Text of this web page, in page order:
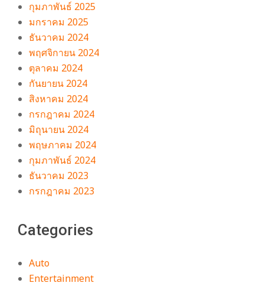
กุมภาพันธ์ 2025
มกราคม 2025
ธันวาคม 2024
พฤศจิกายน 2024
ตุลาคม 2024
กันยายน 2024
สิงหาคม 2024
กรกฎาคม 2024
มิถุนายน 2024
พฤษภาคม 2024
กุมภาพันธ์ 2024
ธันวาคม 2023
กรกฎาคม 2023
Categories
Auto
Entertainment